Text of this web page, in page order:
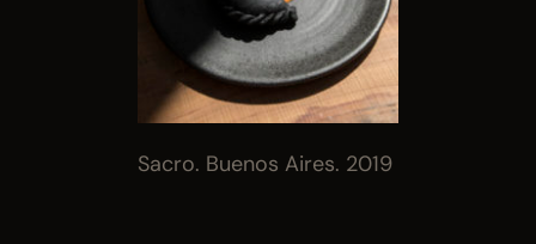
Sacro. Buenos Aires. 2019